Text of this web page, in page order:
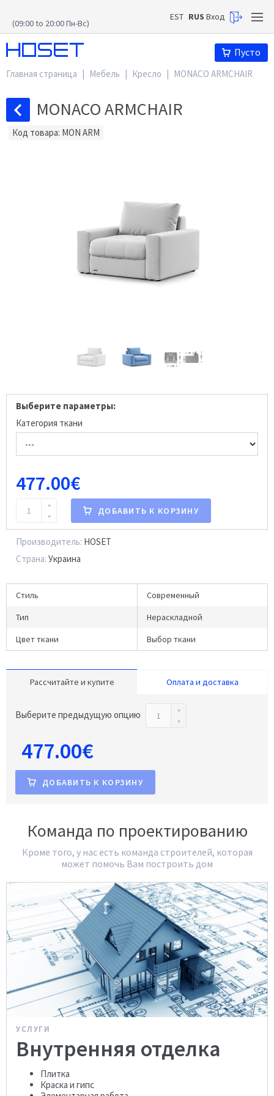
(09:00 to 20:00 Пн-Вс)
EST RUS Вход
Пусто
Главная страница | Мебель | Кресло | MONACO ARMCHAIR
MONACO ARMCHAIR
Код товара: MON ARM
Выберите параметры:
Категория ткани
477.00€
ДОБАВИТЬ К КОРЗИНУ
Производитель: HOSET
Страна: Украина
Стиль
Современный
Тип
Нераскладной
Цвет ткани
Выбор ткани
Рассчитайте и купите Оплата и доставка
Выберите предыдущую опцию
477.00€
ДОБАВИТЬ К КОРЗИНУ
Команда по проектированию
Кроме того, у нас есть команда строителей, которая
может помочь Вам построить дом
УСЛУГИ
Внутренняя отделка
Плитка
Краска и гипс